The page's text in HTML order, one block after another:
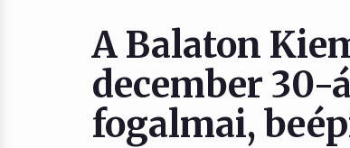
A Balaton
december 30-
fogalmai,